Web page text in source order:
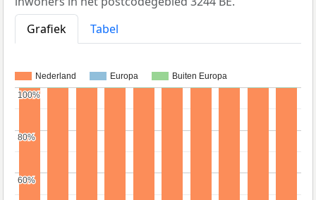
Grafiek
Tabel
Nederland Europa Buiten Europa
60%
60%
80%
80%
100%
100%